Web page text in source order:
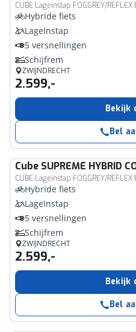
CUBE Lageinstap FOGGREY/
Hybride fiets
LageInstap
5 versnellingen
Schijfrem
ZWIJNDRECHT
2.599,-
Bekijk
Bel
Cube SUPREME HYBRID
CUBE Lageinstap FOGGREY/
Hybride fiets
LageInstap
5 versnellingen
Schijfrem
ZWIJNDRECHT
2.599,-
Bekijk
Bel